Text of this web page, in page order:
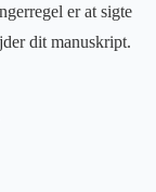
er at sigte
dit manuskript.